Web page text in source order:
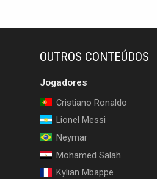
OUTROS CONTEÚDOS
Jogadores
Cristiano Ronaldo
Lionel Messi
Neymar
Mohamed Salah
Kylian Mbappe